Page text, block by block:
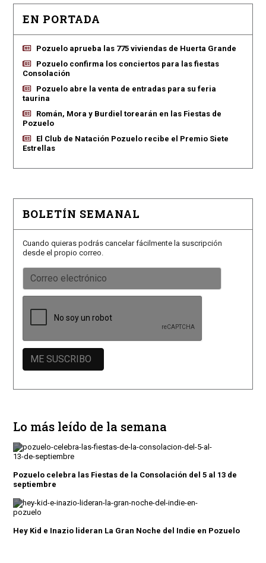
EN PORTADA
Pozuelo aprueba las 775 viviendas de Huerta Grande
Pozuelo confirma los conciertos para las fiestas
Consolación
Pozuelo abre la venta de entradas para su feria
taurina
Román, Mora y Burdiel torearán en las Fiestas de
Pozuelo
El Club de Natación Pozuelo recibe el Premio Siete
Estrellas
BOLETÍN SEMANAL
Cuando quieras podrás cancelar fácilmente la suscripción
desde el propio correo.
Lo más leído de la semana
Pozuelo celebra las Fiestas de la Consolación del 5 al 13 de
septiembre
Hey Kid e Inazio lideran La Gran Noche del Indie en Pozuelo